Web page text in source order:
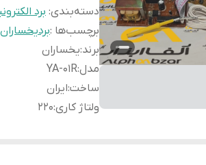
دسته‌بندی: برد
برچسب‌ها :بردیخساران
برند:یخساران
مدل:
YA-01R
ساخت:ایران
ولتاژ کاری:
220